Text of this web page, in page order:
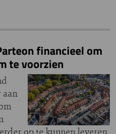
financieel om
te voorzien